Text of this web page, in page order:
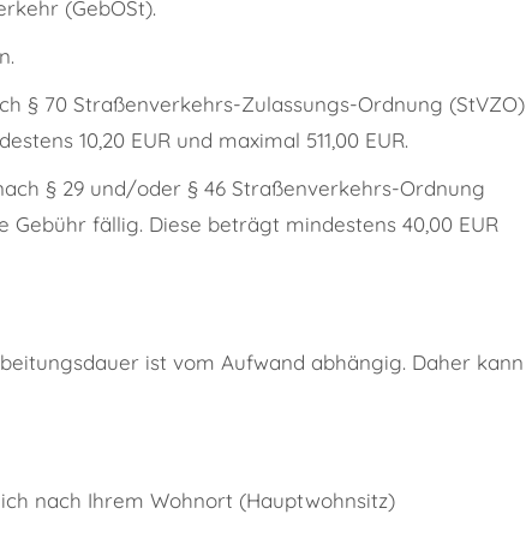
(GebOSt).
§ 70 Straßenverkehrs-Zulassungs-Ordnung (StVZO)
10,20 EUR und maximal 511,00 EUR.
§ 29 und/oder § 46 Straßenverkehrs-Ordnung
fällig. Diese beträgt mindestens 40,00 EUR
ist vom Aufwand abhängig. Daher kann
nach Ihrem Wohnort (Hauptwohnsitz)